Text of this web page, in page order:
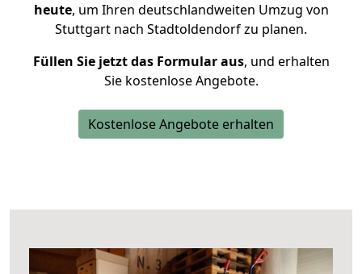
heute, um Ihren deutschlandweiten Umzug von
Stuttgart nach Stadtoldendorf zu planen.
Füllen Sie jetzt das Formular aus, und erhalten
Sie kostenlose Angebote.
Kostenlose Angebote erhalten